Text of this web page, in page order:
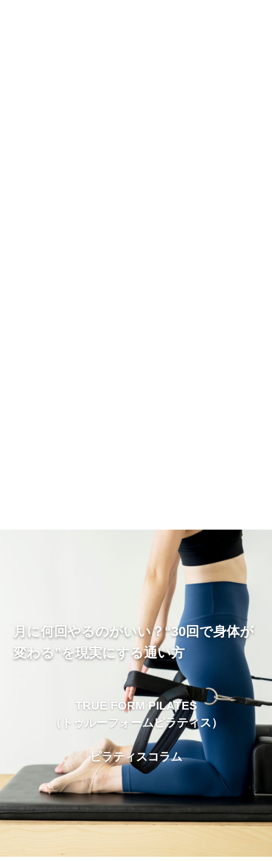
月に何回やるのがいい？“30回で身体が
変わる”を現実にする通い方
TRUE FORM PILATES
（トゥルーフォームピラティス）
ピラティスコラム